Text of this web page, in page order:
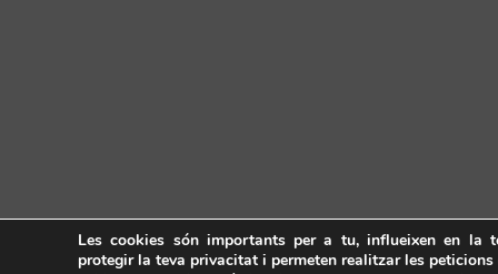
Les cookies són importants per a tu, influeixen en la
protegir la teva privacitat i permeten realitzar les